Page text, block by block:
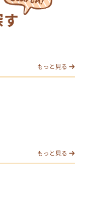
もっと見る
もっと見る